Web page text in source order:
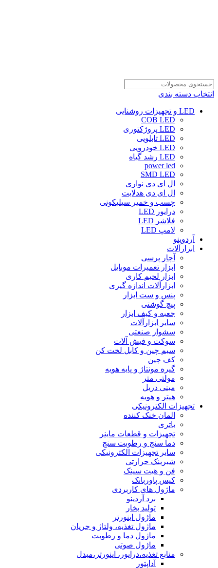
انتخاب دسته بندی
LED و تجهیزات روشنایی
COB LED
LED پروژکتوری
LED تابلویی
LED خودرویی
LED رشد گیاه
power led
SMD LED
ال ای دی نواری
ال ای دی هدلایت
چسب و خمیر سیلیکونی
درایور LED
فلاشر LED
لامپ LED
آردوینو
ابزارآلات
آچار پرسی
ابزار تعمیرات موبایل
ابزار لحیم کاری
ابزارآلات اندازه گیری
پنس و ست ابزار
پیچ گوشتی
جعبه و کیف ابزار
سایر ابزارآلات
سشوار صنعتی
سوکت و فیش آلات
سیم چین و کابل لخت کن
کف چین
گیره مونتاژ و پایه هویه
مولتی متر
مینی دریل
هیتر و هویه
تجهیزات الکترونیکی
المان خنک کننده
باتری
تجهیزات و قطعات ماینر
دما سنج و رطوبت سنج
سایر تجهیزات الکترونیکی
شیرینک حرارتی
فن و هیت سینک
کیس پاوربانک
ماژول های کاربردی
برد آردینو
تولید بخار
ماژول اینورتر
ماژول تغذیه، ولتاژ و جریان
ماژول دما و رطوبت
ماژول صوتی
منابع تغذیه،درایور، اینورتر،مبدل
آداپتور